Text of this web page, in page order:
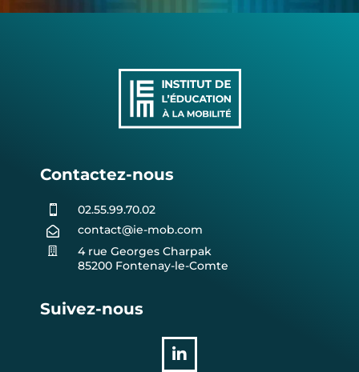
Contactez-nous
 02.55.99.70.02
 contact@ie-mob.com

4 rue Georges Charpak
85200 Fontenay-le-Comte
Suivez-nous
